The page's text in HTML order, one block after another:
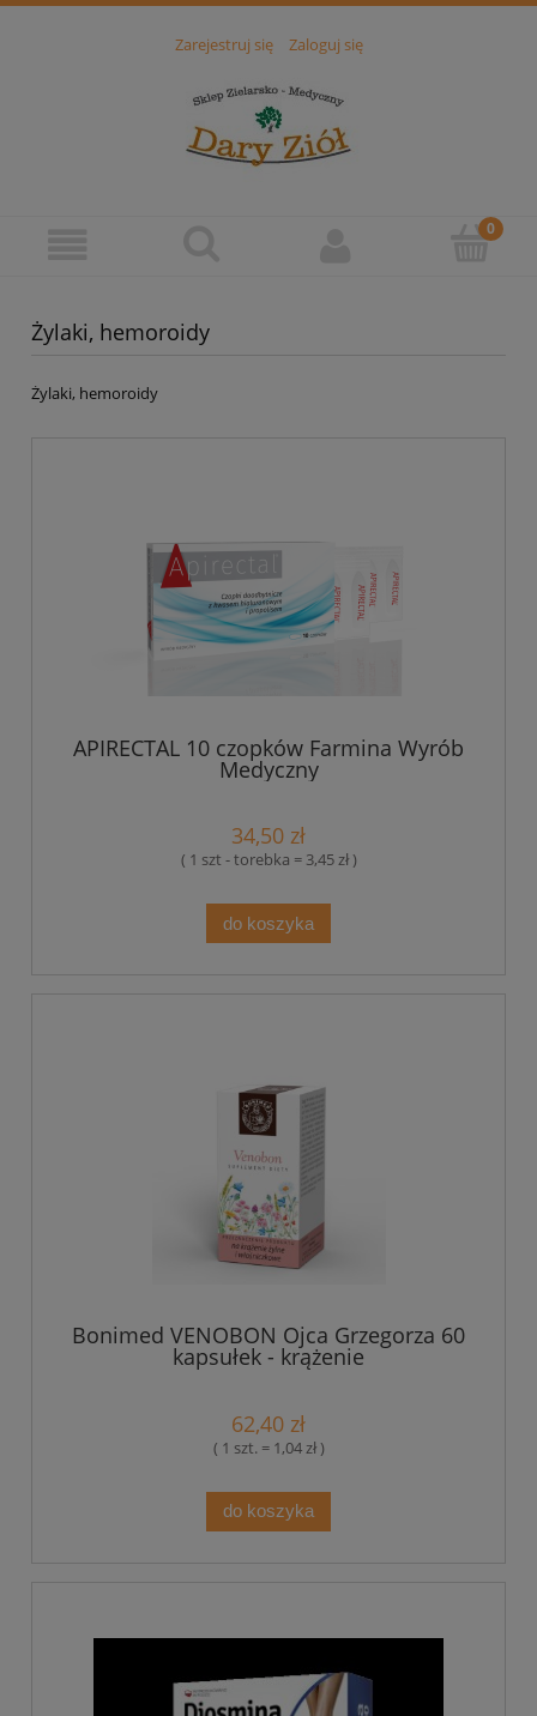
Zarejestruj się Zaloguj się
Żylaki, hemoroidy
Żylaki, hemoroidy
APIRECTAL 10 czopków Farmina Wyrób
Medyczny
34,50 zł
( 1 szt - torebka = 3,45 zł )
do koszyka
Bonimed VENOBON Ojca Grzegorza 60
kapsułek - krążenie
62,40 zł
( 1 szt. = 1,04 zł )
do koszyka